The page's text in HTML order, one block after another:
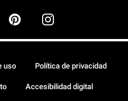
uso Política de privacidad
Accesibilidad digital